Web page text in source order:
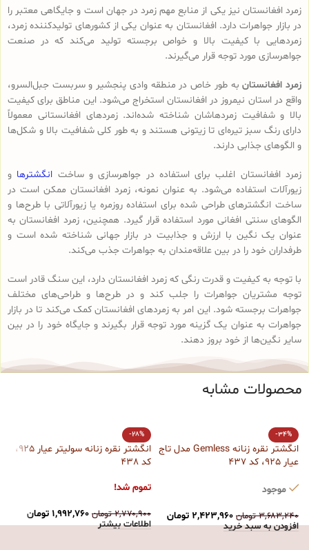
زمرد افغانستان نیز یکی از منابع مهم زمرد در جهان است و جایگاهی معتبر را
در بازار جواهرات دارد. افغانستان به عنوان یکی از کشورهای تولیدکننده زمرد،
زمردهایی با کیفیت بالا و خواص برجسته تولید می‌کند که در صنعت
جواهرسازی مورد توجه قرار می‌گیرند.
زمرد افغانستانبه طور خاص در منطقه وادی پنجشیر و سربست جبل‌السرو،
واقع در استان نیمروز در افغانستان استخراج می‌شود. این مناطق برای کیفیت
بالا و شفافیت زمردهاشان شناخته شده‌اند. زمردهای افغانستانی معمولاً
دارای رنگ سبز تیره‌ای تا زیتونی هستند و به طور کلی شفافیت بالا و شکل‌ها
و الگوهای جذابی دارند.
زمرد افغانستان اغلب برای استفاده در جواهرسازی و ساخت انگشترها و
زیورآلات استفاده می‌شود. به عنوان نمونه، زمرد افغانستان ممکن است در
ساخت انگشترهای طراحی شده برای استفاده روزمره یا زیورآلاتی با طرح‌ها و
الگوهای سنتی افغانی مورد استفاده قرار گیرد. همچنین، زمرد افغانستان به
عنوان یک نگین با ارزش و جذابیت در بازار جهانی شناخته شده است و
طرفداران خود را در بین علاقه‌مندان به جواهرات جذب می‌کند.
با توجه به کیفیت و قدرت رنگی که زمرد افغانستان دارد، این سنگ قادر است
توجه مشتریان جواهرات را جلب کند و در طرح‌ها و طراحی‌های مختلف
جواهرات برجسته شود. این امر به زمردهای افغانستان کمک می‌کند تا در بازار
جواهرات به عنوان یک گزینه مورد توجه قرار بگیرند و جایگاه خود را در بین
سایر نگین‌ها از خود بروز دهند.
محصولات مشابه
-34%
انگشتر نقره زنانه Gemless مدل تاج
عیار 925، کد 437
موجود
۳,۶۸۳,۲۴۰ تومان ۲,۴۲۳,۹۶۰ تومان
افزودن به سبد خرید
-28%
انگشتر نقره زنانه سولیتر عیار 925،
کد 438
تموم شد!
۲,۷۷۰,۹۰۰ تومان ۱,۹۹۲,۷۶۰ تومان
اطلاعات بیشتر